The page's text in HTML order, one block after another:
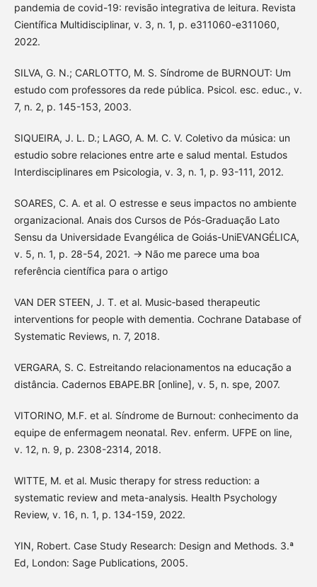
pandemia de covid-19: revisão integrativa de leitura. Revista
Científica Multidisciplinar, v. 3, n. 1, p. e311060-e311060,
2022.
SILVA, G. N.; CARLOTTO, M. S. Síndrome de BURNOUT: Um
estudo com professores da rede pública. Psicol. esc. educ., v.
7, n. 2, p. 145-153, 2003.
SIQUEIRA, J. L. D.; LAGO, A. M. C. V. Coletivo da música: un
estudio sobre relaciones entre arte e salud mental. Estudos
Interdisciplinares em Psicologia, v. 3, n. 1, p. 93-111, 2012.
SOARES, C. A. et al. O estresse e seus impactos no ambiente
organizacional. Anais dos Cursos de Pós-Graduação Lato
Sensu da Universidade Evangélica de Goiás-UniEVANGÉLICA,
v. 5, n. 1, p. 28-54, 2021. -> Não me parece uma boa
referência científica para o artigo
VAN DER STEEN, J. T. et al. Music‐based therapeutic
interventions for people with dementia. Cochrane Database of
Systematic Reviews, n. 7, 2018.
VERGARA, S. C. Estreitando relacionamentos na educação a
distância. Cadernos EBAPE.BR [online], v. 5, n. spe, 2007.
VITORINO, M.F. et al. Síndrome de Burnout: conhecimento da
equipe de enfermagem neonatal. Rev. enferm. UFPE on line,
v. 12, n. 9, p. 2308-2314, 2018.
WITTE, M. et al. Music therapy for stress reduction: a
systematic review and meta-analysis. Health Psychology
Review, v. 16, n. 1, p. 134-159, 2022.
YIN, Robert. Case Study Research: Design and Methods. 3.ª
Ed, London: Sage Publications, 2005.